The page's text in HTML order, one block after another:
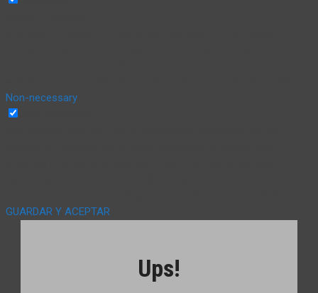
Non-necessary
GUARDAR Y ACEPTAR
Ups!